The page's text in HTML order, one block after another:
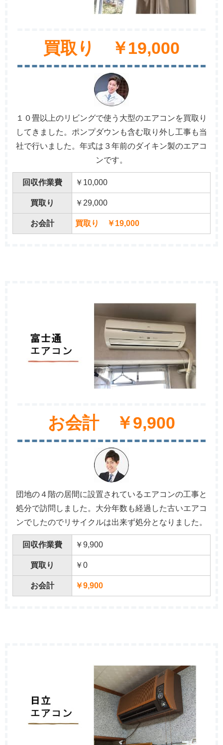
買取り ￥19,000
１０畳以上のリビングで使う大型のエアコンを買取り
してきました。ポンプダウンも含む取り外し工事も当
社で行いました。年式は３年前のダイキン製のエアコ
ンです。
回収作業費 ￥10,000
買取り ￥29,000
お会計 買取り ￥19,000
お会計 ￥9,900
団地の４階の居間に設置されているエアコンの工事と
処分で訪問しました。大分年数も経過した古いエアコ
ンでしたのでリサイクルは出来ず処分となりました。
回収作業費 ￥9,900
買取り ￥0
お会計 ￥9,900